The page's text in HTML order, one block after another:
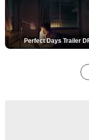
Perfect Days Trailer